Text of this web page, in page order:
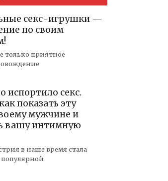
секс-игрушки —
по своим
только приятное
испортило секс.
показать эту
мужчине и
вашу интимную
в наше время стала